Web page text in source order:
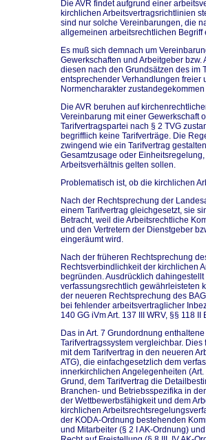
Die AVR findet aufgrund einer
kirchlichen Arbeitsvertragsrichtlinien
sind nur solche Vereinbarungen, die
allgemeinen arbeitsrechtlichen Begriff
Es muß sich demnach um
Gewerkschaften und Arbeitgeber
diesen nach den Grundsätzen des im
entsprechender Verhandlungen freier
Normencharakter
Die AVR beruhen auf
Vereinbarung mit einer Gewerkschaft
Tarifvertragspartei nach § 2 TVG
begrifflich keine Tarifverträge. Die
zwingend wie ein Tarifvertrag
Gesamtzusage oder
Arbeitsverhältnis gelten sollen.
Problematisch ist, ob die kirchlichen
Nach der Rechtsprechung der
einem Tarifvertrag gleichgesetzt, sie
Betracht, weil die Arbeitsrechtliche
und den Vertretern der Dienstgeber
eingeräumt wird.
Nach der früheren Rechtsprechung
Rechtsverbindlichkeit der kirchlichen
begründen. Ausdrücklich
verfassungsrechtlich gewährleisteten
der neueren Rechtsprechung des
bei fehlender arbeitsvertraglicher
140 GG iVm Art. 137 III WRV, §§ 118
Das in Art. 7 Grundordnung
Tarifvertragssystem vergleichbar.
mit dem Tarifvertrag in den neueren
ATG), die einfachgesetzlich dem
innerkirchlichen Angelegenheiten (Art.
Grund, dem Tarifvertrag die
Branchen- und Betriebsspezifika in
der Wettbewerbsfähigkeit und dem
kirchlichen
der KODA-Ordnung bestehenden
und Mitarbeiter (§ 2 I AK-Ordnung)